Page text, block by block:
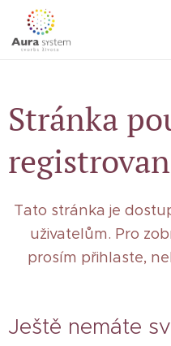
Stránka
Tato stránka je
uživatelům. Pro
prosím přihlaste,
Ještě nemáte